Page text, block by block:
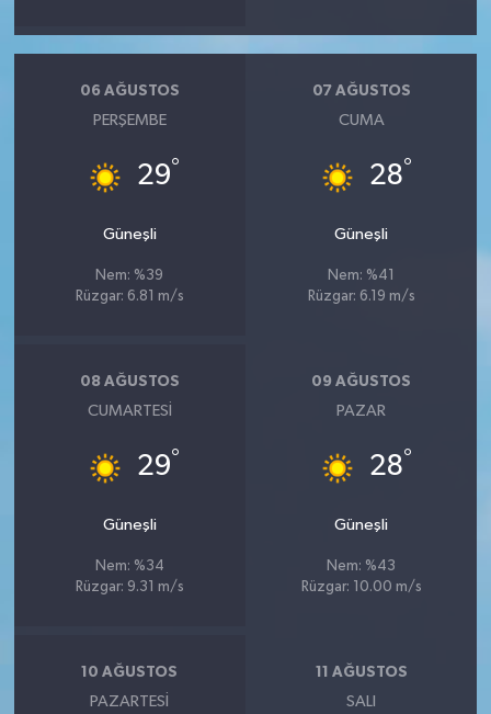
06 AĞUSTOS
PERŞEMBE
29°
Güneşli
Nem: %39
Rüzgar: 6.81 m/s
07 AĞUSTOS
CUMA
28°
Güneşli
Nem: %41
Rüzgar: 6.19 m/s
08 AĞUSTOS
CUMARTESI
29°
Güneşli
Nem: %34
Rüzgar: 9.31 m/s
09 AĞUSTOS
PAZAR
28°
Güneşli
Nem: %43
Rüzgar: 10.00 m/s
10 AĞUSTOS
PAZARTESI
11 AĞUSTOS
SALI